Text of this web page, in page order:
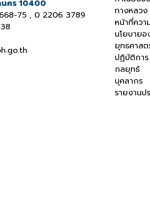
นคร 10400
75 , 0 2206 3789
ทางหลวง
หน้าที่คว
นโยบายอ
ยุทธศาสต
ปฏิบัติการ
กลยุทธ์
บุคลากร
รายงานป